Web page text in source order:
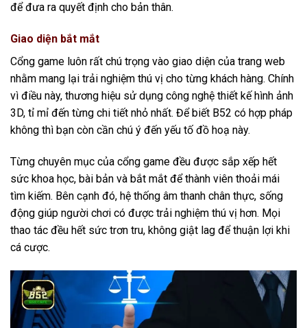
để đưa ra quyết định cho bản thân.
Giao diện bắt mắt
Cổng game luôn rất chú trọng vào giao diện của trang web
nhằm mang lại trải nghiệm thú vị cho từng khách hàng. Chính
vì điều này, thương hiệu sử dụng công nghệ thiết kế hình ảnh
3D, tỉ mỉ đến từng chi tiết nhỏ nhất. Để biết B52 có hợp pháp
không thì bạn còn cần chú ý đến yếu tố đồ hoạ này.
Từng chuyên mục của cổng game đều được sắp xếp hết
sức khoa học, bài bản và bắt mắt để thành viên thoải mái
tìm kiếm. Bên cạnh đó, hệ thống âm thanh chân thực, sống
động giúp người chơi có được trải nghiệm thú vị hơn. Mọi
thao tác đều hết sức trơn tru, không giật lag để thuận lợi khi
cá cược.